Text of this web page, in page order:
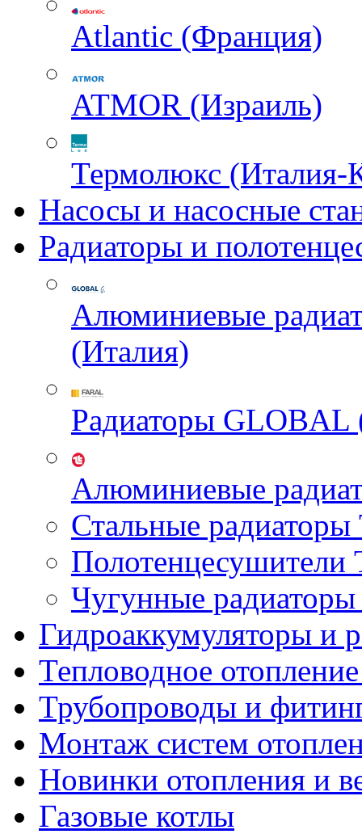
Atlantic (Франция)
ATMOR (Израиль)
Термолюкс (Италия-
Насосы и насосные
Радиаторы и
Алюминиевые
(Италия)
Радиаторы GLOBAL
Алюминиевые
Стальные
Чугунные
Гидроаккумуляторы и
Тепловодное
Трубопроводы и
Монтаж систем
Новинки отопления и
Газовые котлы